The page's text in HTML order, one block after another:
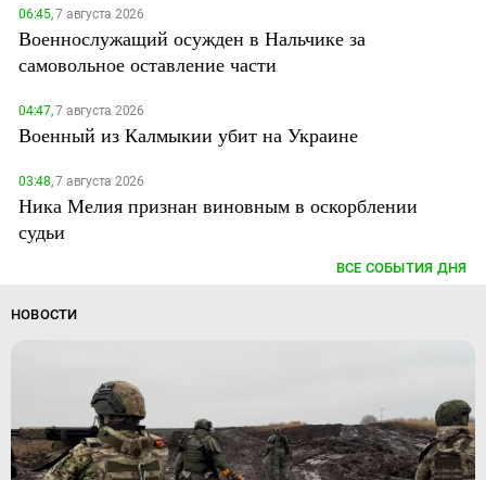
06:45,7 августа 2026
Военнослужащий осужден в Нальчике за
самовольное оставление части
04:47,7 августа 2026
Военный из Калмыкии убит на Украине
03:48,7 августа 2026
Ника Мелия признан виновным в оскорблении
судьи
ВСЕ СОБЫТИЯ ДНЯ
НОВОСТИ